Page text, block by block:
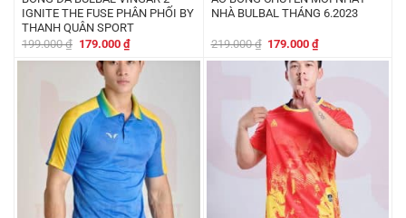
IGNITE THE FUSE PHÂN PHỐI BY
THANH QUÂN SPORT
199.000₫ Giá
là:
199.000 ₫.
179.000 ₫Giá
hiện
tại
là:
179.000 ₫.
NHÀ BULBAL THÁNG 6.2023
219.000₫ Giá
là:
219.000 ₫.
179.000₫Giá
tại
là: